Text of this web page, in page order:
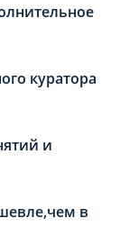
куратора
и
в